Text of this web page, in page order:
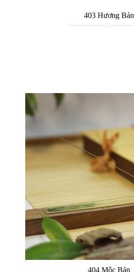
403 Hương Bản
404 Mộc Bản